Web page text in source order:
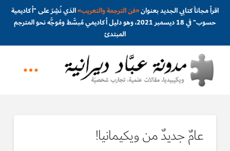
اقرأ مجاناً كتابي الجديد بعنوان«فن الترجمة والتعريب»الذي نُشِرَ على "أكاديمية
حسوب" في 18 ديسمبر 2021، وهو دليل أكاديمي مُبسَّط ومُوجَّه نحو المترجم
المبتدئ
عامٌ جديدٌ من ويكيمانيا!